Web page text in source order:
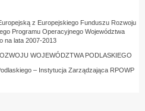
z Europejskiego Funduszu Rozwoju
Programu Operacyjnego Województwa
na lata 2007-2013
WOJEWÓDZTWA PODLASKIEGO
– Instytucja Zarządzająca RPOWP